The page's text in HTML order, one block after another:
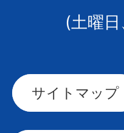
(土曜
サイトマップ